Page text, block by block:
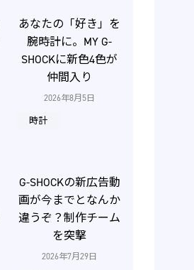
2026年8月5日
時計
あなたの「好き」を
腕時計に。MY G-
SHOCKに新色4色が
仲間入り
2026年7月29日
G-SHOCKの新広告動
画が今までとなんか
違うぞ？制作チーム
を突撃